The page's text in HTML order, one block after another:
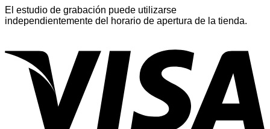
El estudio de grabación puede utilizarse
independientemente del horario de apertura de la tienda.